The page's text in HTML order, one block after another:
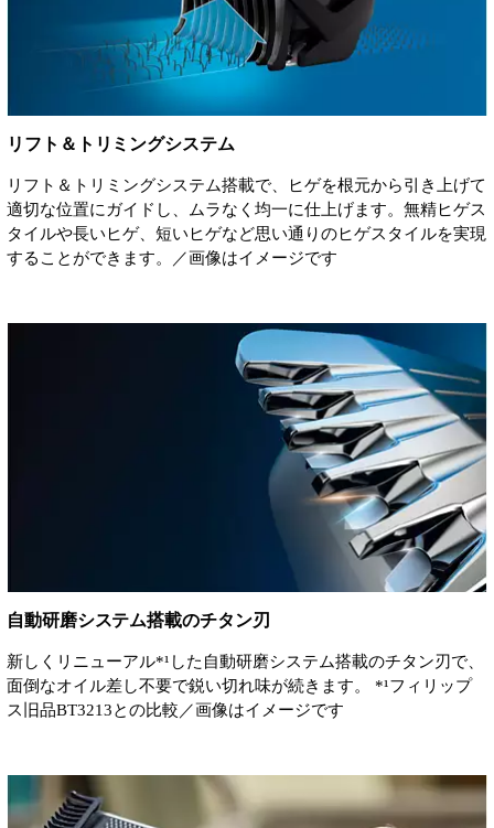
リフト＆トリミングシステム
リフト＆トリミングシステム搭載で、ヒゲを根元から引き上げて
適切な位置にガイドし、ムラなく均一に仕上げます。無精ヒゲス
タイルや長いヒゲ、短いヒゲなど思い通りのヒゲスタイルを実現
することができます。／画像はイメージです
自動研磨システム搭載のチタン刃
新しくリニューアル*¹した自動研磨システム搭載のチタン刃で、
面倒なオイル差し不要で鋭い切れ味が続きます。 *¹フィリップ
ス旧品BT3213との比較／画像はイメージです